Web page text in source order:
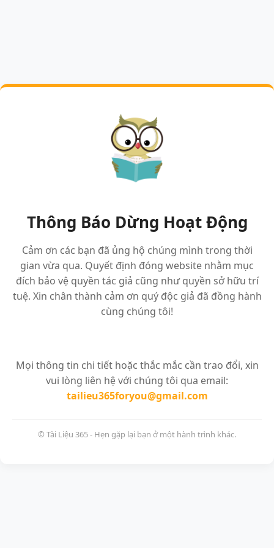
Thông Báo Dừng Hoạt Động
Cảm ơn các bạn đã ủng hộ chúng mình trong thời
gian vừa qua. Quyết định đóng website nhằm mục
đích bảo vệ quyền tác giả cũng như quyền sở hữu trí
tuệ. Xin chân thành cảm ơn quý độc giả đã đồng hành
cùng chúng tôi!
Mọi thông tin chi tiết hoặc thắc mắc cần trao đổi, xin
vui lòng liên hệ với chúng tôi qua email:
tailieu365foryou@gmail.com
© Tài Liệu 365 - Hẹn gặp lại bạn ở một hành trình khác.